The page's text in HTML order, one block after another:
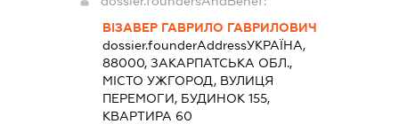
ВІЗАВЕР ГАВРИЛО ГАВРИЛОВИЧ
dossier.founderAddressУКРАЇНА,
88000, ЗАКАРПАТСЬКА ОБЛ.,
МІСТО УЖГОРОД, ВУЛИЦЯ
ПЕРЕМОГИ, БУДИНОК 155,
КВАРТИРА 60